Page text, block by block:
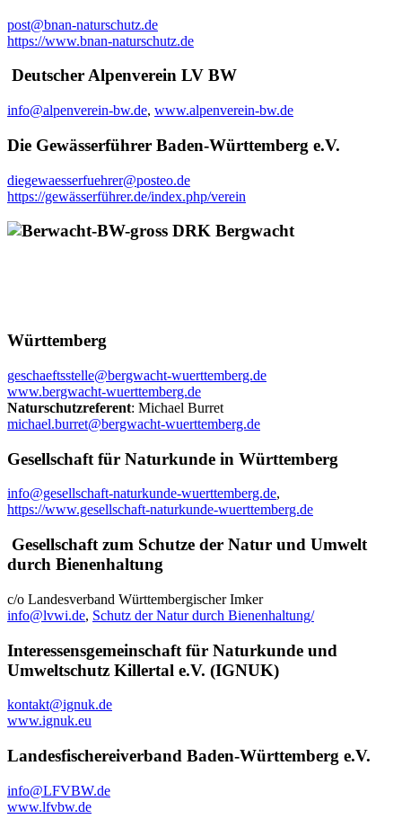
post@bnan-naturschutz.de
https://www.bnan-naturschutz.de
Deutscher Alpenverein LV BW
info@alpenverein-bw.de, www.alpenverein-bw.de
Die Gewässerführer Baden-Württemberg e.V.
diegewaesserfuehrer@posteo.de
https://gewässerführer.de/index.php/verein
DRK Bergwacht
Württemberg
geschaeftsstelle@bergwacht-wuerttemberg.de
www.bergwacht-wuerttemberg.de
Naturschutzreferent: Michael Burret
michael.burret@bergwacht-wuerttemberg.de
Gesellschaft für Naturkunde in Württemberg
info@gesellschaft-naturkunde-wuerttemberg.de,
https://www.gesellschaft-naturkunde-wuerttemberg.de
Gesellschaft zum Schutze der Natur und Umwelt
durch Bienenhaltung
c/o Landesverband Württembergischer Imker
info@lvwi.de, Schutz der Natur durch Bienenhaltung/
Interessensgemeinschaft für Naturkunde und
Umweltschutz Killertal e.V. (IGNUK)
kontakt@ignuk.de
www.ignuk.eu
Landesfischereiverband Baden-Württemberg e.V.
info@LFVBW.de
www.lfvbw.de